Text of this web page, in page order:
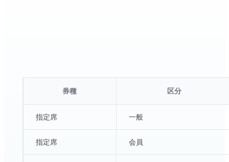
券種 区分
指定席 一般
指定席 会員